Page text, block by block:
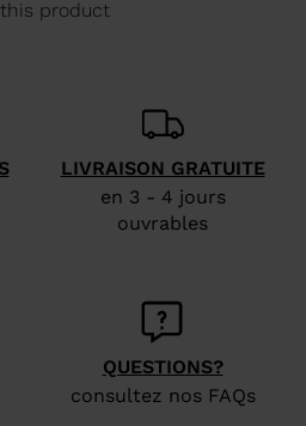
LIVRAISON GRATUITE
en 3 - 4 jours
ouvrables
QUESTIONS?
consultez nos FAQs